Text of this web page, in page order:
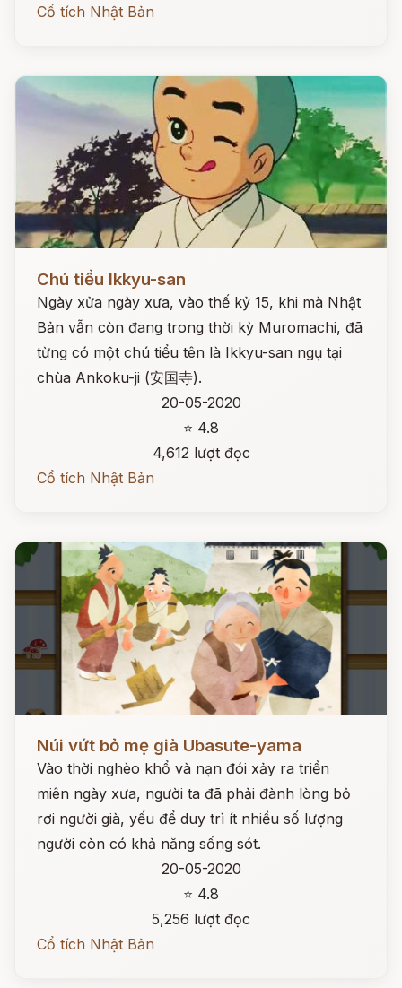
Cổ tích Nhật Bản
Chú tiểu Ikkyu-san
Ngày xửa ngày xưa, vào thế kỷ 15, khi mà Nhật
Bản vẫn còn đang trong thời kỳ Muromachi, đã
từng có một chú tiểu tên là Ikkyu-san ngụ tại
chùa Ankoku-ji (安国寺).
20-05-2020
⭐ 4.8
4,612 lượt đọc
Cổ tích Nhật Bản
Núi vứt bỏ mẹ già Ubasute-yama
Vào thời nghèo khổ và nạn đói xảy ra triền
miên ngày xưa, người ta đã phải đành lòng bỏ
rơi người già, yếu để duy trì ít nhiều số lượng
người còn có khả năng sống sót.
20-05-2020
⭐ 4.8
5,256 lượt đọc
Cổ tích Nhật Bản